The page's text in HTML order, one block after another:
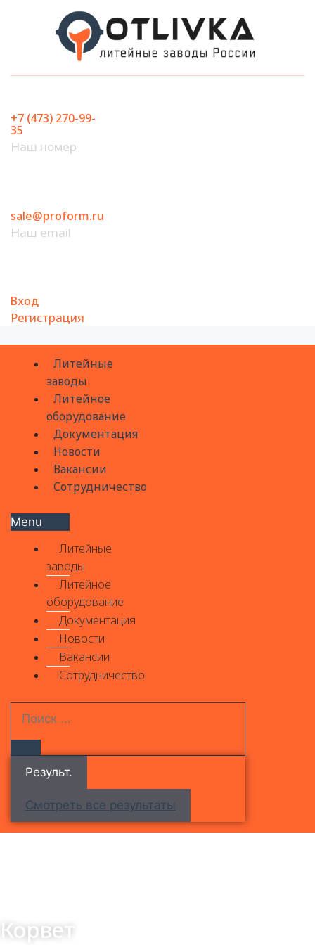
содержимому
+7 (473) 270-99-
35
Наш номер
sale@proform.ru
Наш email
Вход
Регистрация
Литейные
заводы
Литейное
оборудование
Документация
Новости
Вакансии
Сотрудничество
Menu
Литейные
заводы
Литейное
оборудование
Документация
Новости
Вакансии
Сотрудничество
Результ.
Смотреть все результаты
Корвет